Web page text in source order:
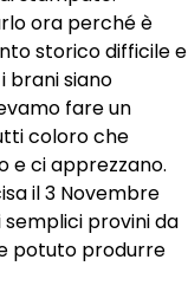
ora perché è
storico difficile e
brani siano
fare un
coloro che
e ci apprezzano.
il 3 Novembre
semplici provini da
potuto produrre